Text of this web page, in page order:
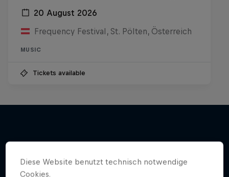
20 August 2026
Frequency Festival, St. Pölten, Österreich
MUSIC
Tickets available
Diese Website benutzt technisch notwendige
Cookies.